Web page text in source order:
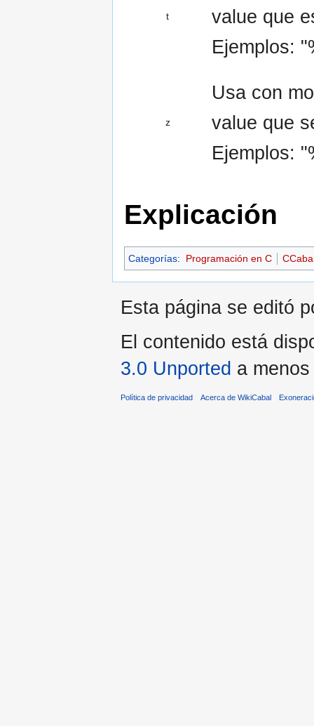
t
value que
Ejemplos:
z
Usa con
value que
Ejemplos:
Explicación
Categorías: Programación en C
Esta página se editó
El contenido está
3.0 Unported a
Política de privacidad Acerca de WikiCabal